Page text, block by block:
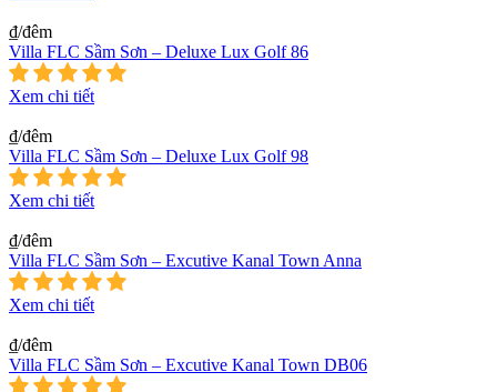
₫/đêm
Villa FLC Sầm Sơn – Deluxe Lux Golf 86
Xem chi tiết
₫/đêm
Villa FLC Sầm Sơn – Deluxe Lux Golf 98
Xem chi tiết
₫/đêm
Villa FLC Sầm Sơn – Excutive Kanal Town Anna
Xem chi tiết
₫/đêm
Villa FLC Sầm Sơn – Excutive Kanal Town DB06